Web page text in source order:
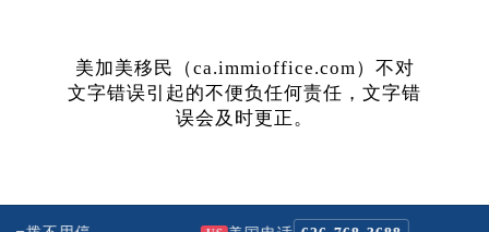
美加美移民（ca.immioffice.com）不对
文字错误引起的不便负任何责任，文字错
误会及时更正。